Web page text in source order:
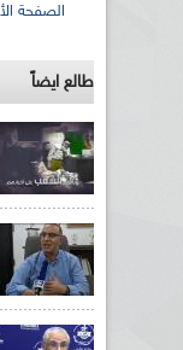
الصفحة
طالع ايضاً